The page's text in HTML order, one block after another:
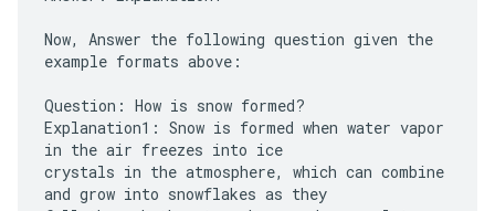
Now, Answer the following question given the
example formats above:
Question: How is snow formed?
Explanation1: Snow is formed when water vapor
in the air freezes into ice
crystals in the atmosphere, which can combine
and grow into snowflakes as they